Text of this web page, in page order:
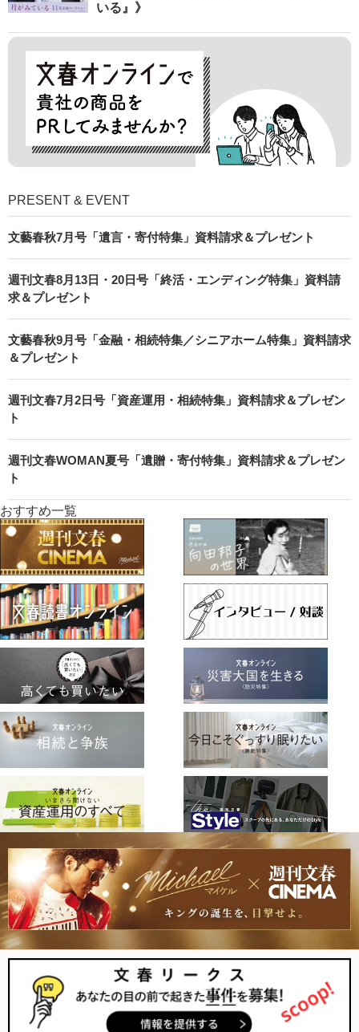
いる』》
PRESENT & EVENT
文藝春秋7月号「遺言・寄付特集」資料請求＆プレゼント
週刊文春8月13日・20日号「終活・エンディング特集」資料請
求＆プレゼント
文藝春秋9月号「金融・相続特集／シニアホーム特集」資料請求
＆プレゼント
週刊文春7月2日号「資産運用・相続特集」資料請求＆プレゼン
ト
週刊文春WOMAN夏号「遺贈・寄付特集」資料請求＆プレゼン
ト
おすすめ一覧